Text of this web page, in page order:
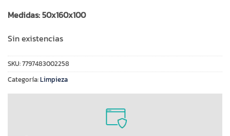
Medidas: 50x160x100
Sin existencias
SKU:7797483002258
Categoría:Limpieza